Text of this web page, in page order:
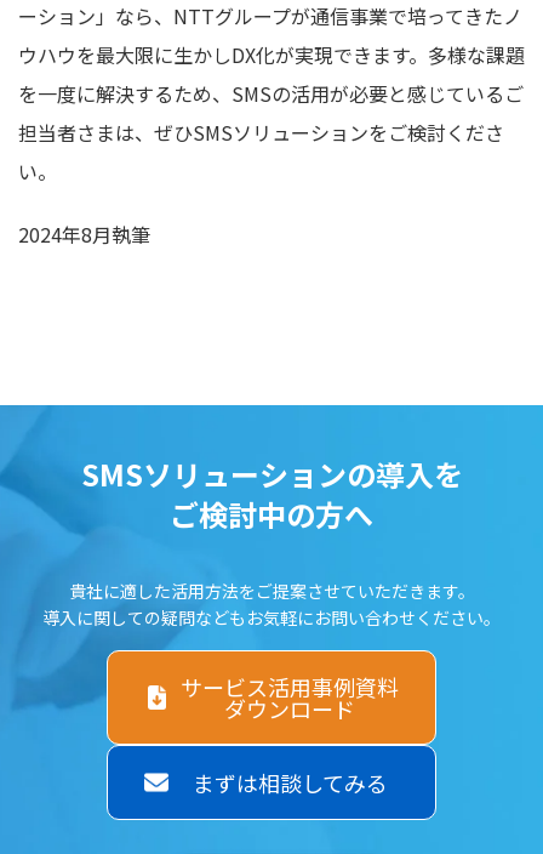
ーション」なら、NTTグループが通信事業で培ってきたノ
ウハウを最大限に生かしDX化が実現できます。多様な課題
を一度に解決するため、SMSの活用が必要と感じているご
担当者さまは、ぜひSMSソリューションをご検討くださ
い。
2024年8月執筆
SMSソリューションの導入を
ご検討中の方へ
貴社に適した活用方法をご提案させていただきます。
導入に関しての疑問などもお気軽にお問い合わせください。
まずは相談してみる
サービス活用事例資料
ダウンロード